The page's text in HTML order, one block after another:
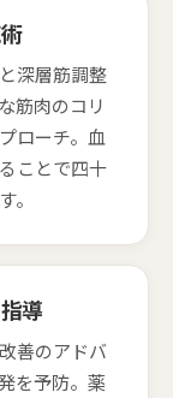
深層筋調整
筋肉のコリ
ローチ。血
ことで四十
。
導
善のアドバ
を予防。薬